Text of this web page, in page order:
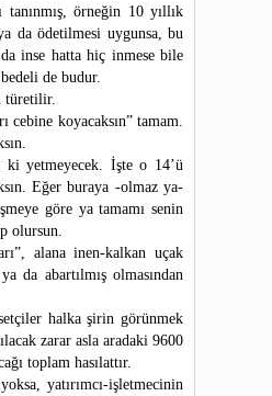
örneğin 10 yıllık
da ödetilmesi uygunsa, bu
inse hatta hiç inmese bile
de budur.
türetilir.
koyacaksın” tamam.
ki yetmeyecek. İşte o 14’ü
Eğer buraya -olmaz ya-
göre ya tamamı senin
olursun.
alana inen-kalkan uçak
da abartılmış olmasından
halka şirin görünmek
zarar asla aradaki 9600
toplam hasılattır.
yatırımcı-işletmecinin